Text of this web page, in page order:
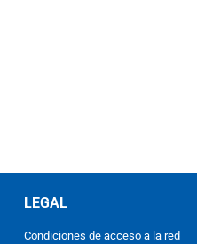
LEGAL
Condiciones de acceso a la red